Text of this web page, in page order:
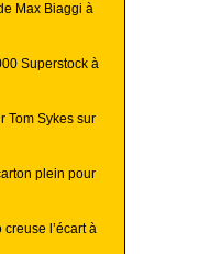
Max Biaggi à
Superstock à
Tom Sykes sur
plein pour
l’écart à